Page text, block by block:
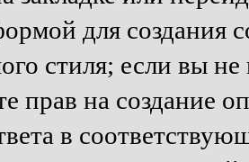
для создания
стиля; если вы
прав на создание
в